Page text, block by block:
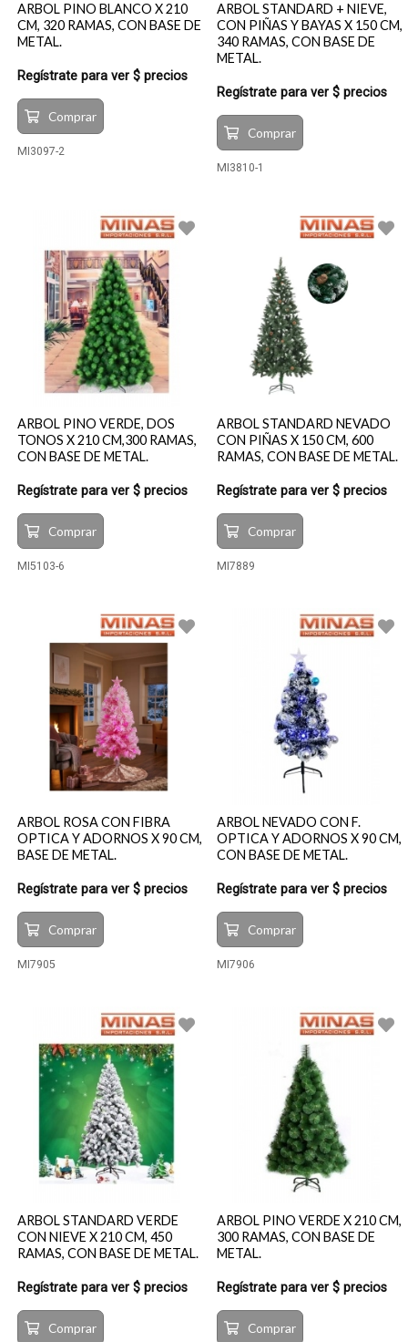
ARBOL PINO BLANCO X 210
CM, 320 RAMAS, CON BASE DE
METAL.
Regístrate para ver $ precios
Comprar
MI3097-2
ARBOL STANDARD + NIEVE,
CON PIÑAS Y BAYAS X 150 CM,
340 RAMAS, CON BASE DE
METAL.
Regístrate para ver $ precios
Comprar
MI3810-1
ARBOL PINO VERDE, DOS
TONOS X 210 CM,300 RAMAS,
CON BASE DE METAL.
Regístrate para ver $ precios
Comprar
MI5103-6
ARBOL STANDARD NEVADO
CON PIÑAS X 150 CM, 600
RAMAS, CON BASE DE METAL.
Regístrate para ver $ precios
Comprar
MI7889
ARBOL ROSA CON FIBRA
OPTICA Y ADORNOS X 90 CM,
BASE DE METAL.
Regístrate para ver $ precios
Comprar
MI7905
ARBOL NEVADO CON F.
OPTICA Y ADORNOS X 90 CM,
CON BASE DE METAL.
Regístrate para ver $ precios
Comprar
MI7906
ARBOL STANDARD VERDE
CON NIEVE X 210 CM, 450
RAMAS, CON BASE DE METAL.
Regístrate para ver $ precios
Comprar
ARBOL PINO VERDE X 210 CM,
300 RAMAS, CON BASE DE
METAL.
Regístrate para ver $ precios
Comprar